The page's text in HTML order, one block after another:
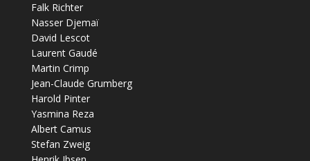
Falk Richter
Nasser Djemaï
David Lescot
Laurent Gaudé
Martin Crimp
Jean-Claude Grumberg
Harold Pinter
Yasmina Reza
Albert Camus
Stefan Zweig